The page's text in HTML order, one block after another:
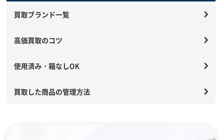
買取ブランド一覧
高価買取のコツ
使用済み・箱なしOK
買取した商品の管理方法